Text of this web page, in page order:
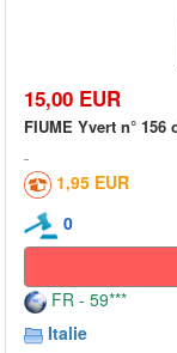
15,00 EUR
FIUME Yvert n° 156
1,95 EUR
0
FR - 59***
Italie